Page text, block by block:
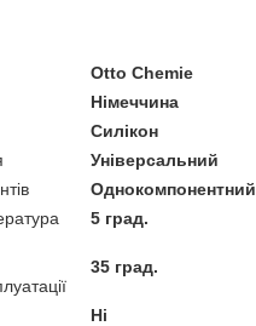
Otto Chemie
Німеччина
Силікон
Універсальний
Однокомпонентний
5 град.
35 град.
Ні